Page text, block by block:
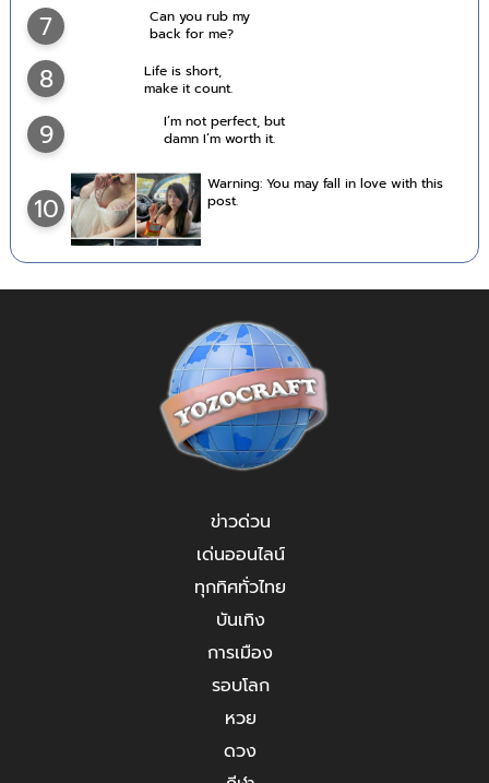
7
Can you rub my
back for me?
8
Life is short,
make it count.
9
I’m not perfect, but
damn I’m worth it.
10
Warning: You may fall in love with this
post.
ข่าวด่วน
เด่นออนไลน์
ทุกทิศทั่วไทย
บันเทิง
การเมือง
รอบโลก
หวย
ดวง